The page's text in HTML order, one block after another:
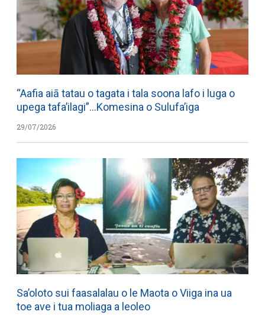
“Aafia aiā tatau o tagata i tala soona lafo i luga o
upega tafa’ilagi”…Komesina o Sulufa’iga
29/07/2026
Sa’oloto sui faasalalau o le Maota o Viiga ina ua
toe ave i tua moliaga a leoleo